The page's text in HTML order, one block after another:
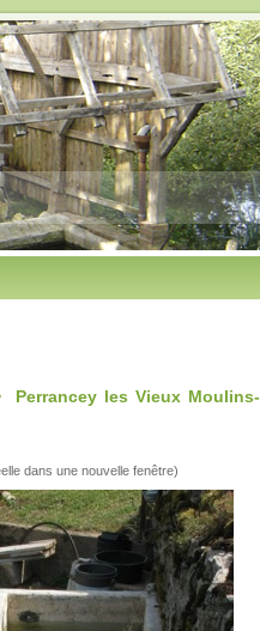
les Vieux Moulins-
dans une nouvelle fenêtre)